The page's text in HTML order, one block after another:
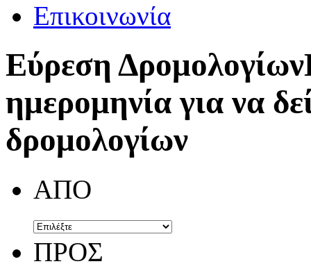
Επικοινωνία
Εύρεση Δρομολογίων
ημερομηνία για να
δρομολογίων
ΑΠΟ
ΠΡΟΣ